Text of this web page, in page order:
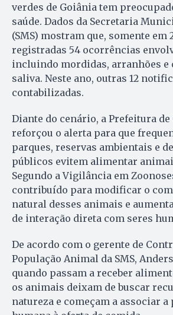
verdes de Goiânia tem
saúde. Dados da Secretaria
(SMS) mostram que, somente em
registradas 54 ocorrências
incluindo mordidas, arranhões e
saliva. Neste ano, outras 12
contabilizadas.
Diante do cenário, a Prefeitura de
reforçou o alerta para que
parques, reservas ambientais e
públicos evitem alimentar
Segundo a Vigilância em
contribuído para modificar o
natural desses animais e
de interação direta com seres
De acordo com o gerente de
População Animal da SMS,
quando passam a receber
os animais deixam de buscar
natureza e começam a associar a